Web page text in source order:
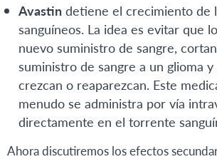
Avastin detiene el crecimiento de
sanguíneos. La idea es evitar que
nuevo suministro de sangre,
suministro de sangre a un glioma
crezcan o reaparezcan. Este
menudo se administra por vía
directamente en el torrente
Ahora discutiremos los efectos